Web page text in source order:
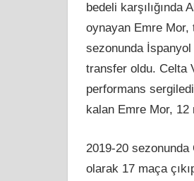
bedeli
oynayan Emre
sezonunda İspanyol
transfer oldu. Celta
performans
kalan Emre Mor, 12
2019-20 sezonunda
olarak 17 maça